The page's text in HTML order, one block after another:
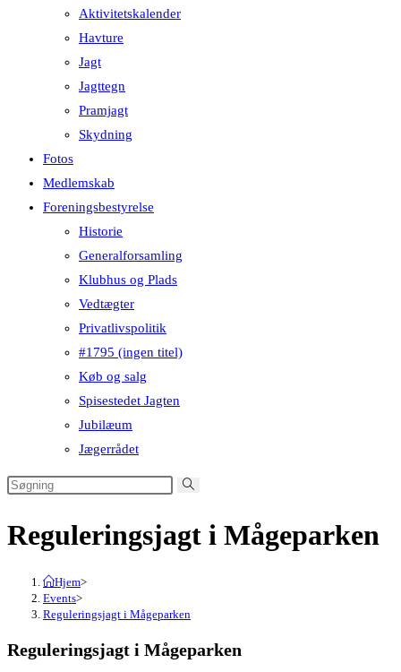
Aktivitetskalender
Havture
Jagt
Jagttegn
Pramjagt
Skydning
Fotos
Medlemskab
Foreningsbestyrelse
Historie
Generalforsamling
Klubhus og Plads
Vedtægter
Privatlivspolitik
#1795 (ingen titel)
Køb og salg
Spisestedet Jagten
Jubilæum
Jægerrådet
Reguleringsjagt i Mågeparken
Hjem>
Events>
Reguleringsjagt i Mågeparken
Reguleringsjagt i Mågeparken